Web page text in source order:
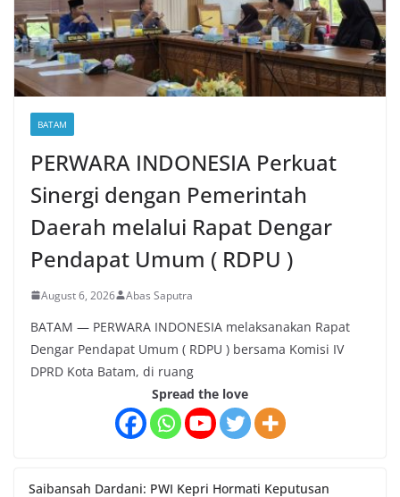
BATAM
PERWARA INDONESIA Perkuat
Sinergi dengan Pemerintah
Daerah melalui Rapat Dengar
Pendapat Umum ( RDPU )
August 6, 2026 Abas Saputra
BATAM — PERWARA INDONESIA melaksanakan Rapat
Dengar Pendapat Umum ( RDPU ) bersama Komisi IV
DPRD Kota Batam, di ruang
Spread the love
Saibansah Dardani: PWI Kepri Hormati Keputusan